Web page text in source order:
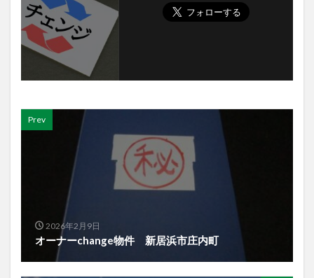
Prev
2026年2月9日
オーナーchange物件 新居浜市庄内町